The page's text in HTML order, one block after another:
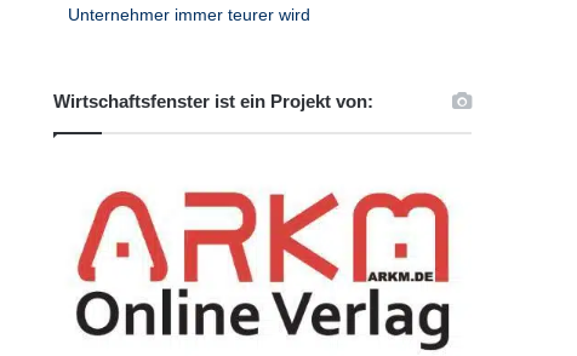
Unternehmer immer teurer wird
Wirtschaftsfenster ist ein Projekt von: